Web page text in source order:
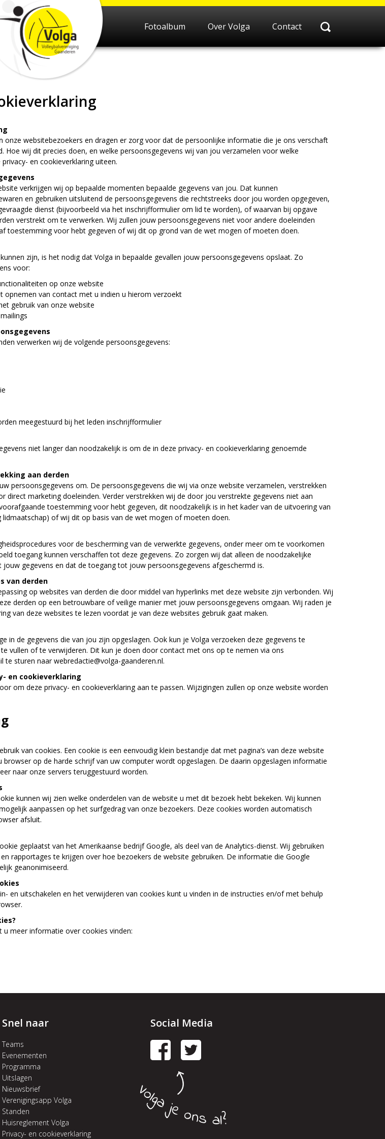
Fotoalbum Over Volga Contact
onze websitebezoekers en dragen er zorg voor dat de persoonlijke informatie die je ons verschaft
Hoe wij dit precies doen, en welke persoonsgegevens wij van jou verzamelen voor welke
en cookieverklaring uiteen.
verkrijgen wij op bepaalde momenten bepaalde gegevens van jou. Dat kunnen
en gebruiken uitsluitend de persoonsgegevens die rechtstreeks door jou worden opgegeven,
dienst (bijvoorbeeld via het inschrijfformulier om lid te worden), of waarvan bij opgave
verstrekt om te verwerken. Wij zullen jouw persoonsgegevens niet voor andere doeleinden
toestemming voor hebt gegeven of wij dit op grond van de wet mogen of moeten doen.
zijn, is het nodig dat Volga in bepaalde gevallen jouw persoonsgegevens opslaat. Zo
voor:
op onze website
opnemen van contact met u indien u hierom verzoekt
gebruik van onze website
verwerken wij de volgende persoonsgegevens:
meegestuurd bij het leden inschrijfformulier
niet langer dan noodzakelijk is om de in deze privacy- en cookieverklaring genoemde
aan derden
persoonsgegevens om. De persoonsgegevens die wij via onze website verzamelen, verstrekken
direct marketing doeleinden. Verder verstrekken wij de door jou verstrekte gegevens niet aan
toestemming voor hebt gegeven, dit noodzakelijk is in het kader van de uitvoering van
lidmaatschap) of wij dit op basis van de wet mogen of moeten doen.
voor de bescherming van de verwerkte gegevens, onder meer om te voorkomen
toegang kunnen verschaffen tot deze gegevens. Zo zorgen wij dat alleen de noodzakelijke
gegevens en dat de toegang tot jouw persoonsgegevens afgeschermd is.
van derden
op websites van derden die door middel van hyperlinks met deze website zijn verbonden. Wij
derden op een betrouwbare of veilige manier met jouw persoonsgegevens omgaan. Wij raden je
van deze websites te lezen voordat je van deze websites gebruik gaat maken.
in de gegevens die van jou zijn opgeslagen. Ook kun je Volga verzoeken deze gegevens te
vullen of te verwijderen. Dit kun je doen door contact met ons op te nemen via ons
sturen naar webredactie@volga-gaanderen.nl.
en cookieverklaring
om deze privacy- en cookieverklaring aan te passen. Wijzigingen zullen op onze website worden
van cookies. Een cookie is een eenvoudig klein bestandje dat met pagina’s van deze website
op de harde schrijf van uw computer wordt opgeslagen. De daarin opgeslagen informatie
naar onze servers teruggestuurd worden.
kunnen wij zien welke onderdelen van de website u met dit bezoek hebt bekeken. Wij kunnen
aanpassen op het surfgedrag van onze bezoekers. Deze cookies worden automatisch
afsluit.
geplaatst van het Amerikaanse bedrijf Google, als deel van de Analytics-dienst. Wij gebruiken
rapportages te krijgen over hoe bezoekers de website gebruiken. De informatie die Google
geanonimiseerd.
en uitschakelen en het verwijderen van cookies kunt u vinden in de instructies en/of met behulp
u meer informatie over cookies vinden:
Snel naar
Teams
Evenementen
Programma
Uitslagen
Nieuwsbrief
Verenigingsapp Volga
Standen
Huisreglement Volga
Privacy- en cookieverklaring
Social Media